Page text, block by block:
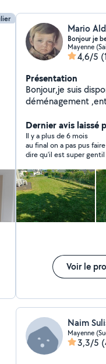
Mario
Bonjour je
Mayenne
4,6/5
Présentation
Bonjour,je suis
déménagement
bientôt
Dernier avis laissé
Il y a plus de 6 mois
au final on a pas pus
dire qu'il est super gentil et
Voir le
Naim
Mayenne
3,3/5